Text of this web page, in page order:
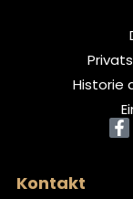
Historie
Kontakt